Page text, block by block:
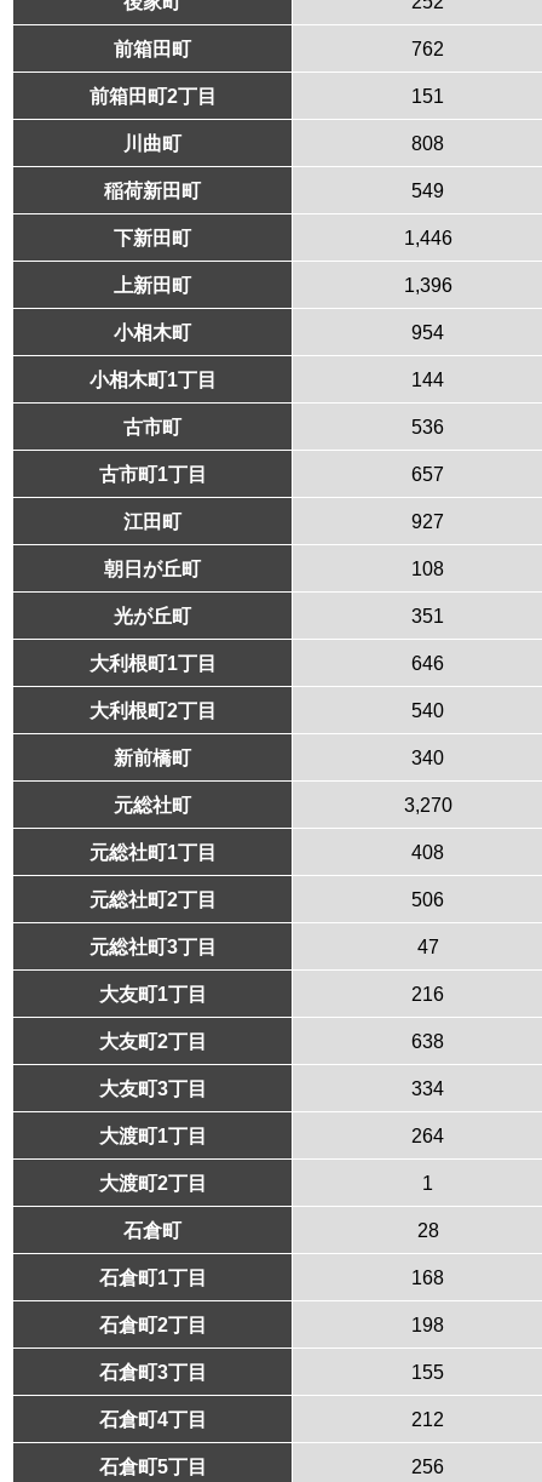
前箱田町 762
前箱田町2丁目 151
川曲町 808
稲荷新田町 549
下新田町 1,446
上新田町 1,396
小相木町 954
小相木町1丁目 144
古市町 536
古市町1丁目 657
江田町 927
朝日が丘町 108
光が丘町 351
大利根町1丁目 646
大利根町2丁目 540
新前橋町 340
元総社町 3,270
元総社町1丁目 408
元総社町2丁目 506
元総社町3丁目 47
大友町1丁目 216
大友町2丁目 638
大友町3丁目 334
大渡町1丁目 264
大渡町2丁目 1
石倉町 28
石倉町1丁目 168
石倉町2丁目 198
石倉町3丁目 155
石倉町4丁目 212
石倉町5丁目 256